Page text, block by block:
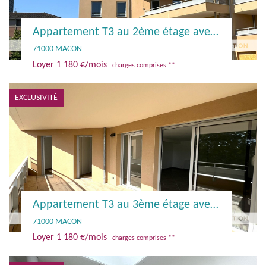
Appartement T3 au 2ème étage avec terrasse et parking
71000 MACON
Loyer 1 180 €/mois charges comprises **
EXCLUSIVITÉ
Appartement T3 au 3ème étage avec terrasse et parking / Ascenseur et climatisation réversible
71000 MACON
Loyer 1 180 €/mois charges comprises **